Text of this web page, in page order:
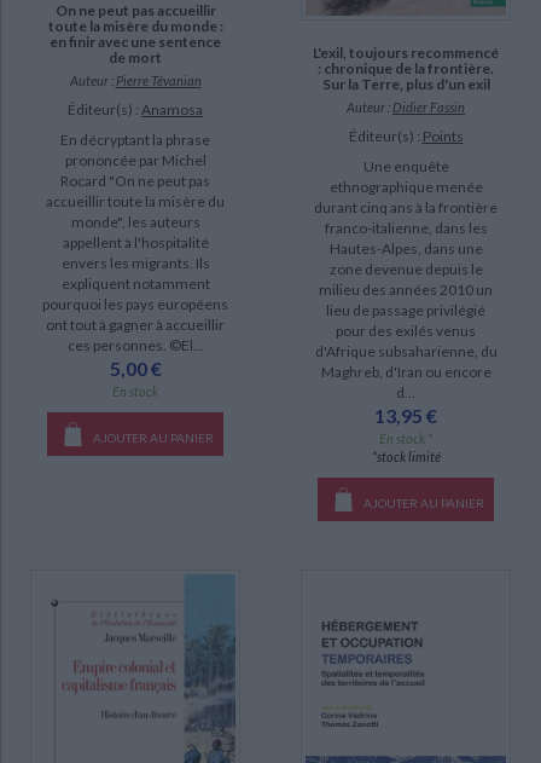
On ne peut pas accueillir
toute la misère du monde :
en finir avec une sentence
de mort
Auteur : Pierre Tévanian
Éditeur(s) : Anamosa
En décryptant la phrase
prononcée par Michel
Rocard "On ne peut pas
accueillir toute la misère du
monde", les auteurs
appellent à l'hospitalité
envers les migrants. Ils
expliquent notamment
pourquoi les pays européens
ont tout à gagner à accueillir
ces personnes. ©El...
5,00 €
En stock
AJOUTER AU PANIER
L'exil, toujours recommencé
: chronique de la frontière.
Sur la Terre, plus d'un exil
Auteur : Didier Fassin
Éditeur(s) : Points
Une enquête
ethnographique menée
durant cinq ans à la frontière
franco-italienne, dans les
Hautes-Alpes, dans une
zone devenue depuis le
milieu des années 2010 un
lieu de passage privilégié
pour des exilés venus
d'Afrique subsaharienne, du
Maghreb, d'Iran ou encore
d...
13,95 €
En stock *
*stock limité
AJOUTER AU PANIER